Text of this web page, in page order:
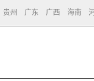
贵州 广东 广西 海南